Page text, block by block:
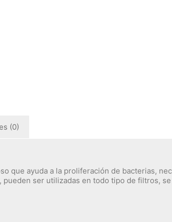
(0)
que ayuda a la proliferación de bacterias,
ser utilizadas en todo tipo de filtros,